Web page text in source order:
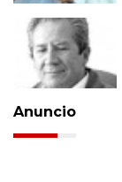
Anuncio